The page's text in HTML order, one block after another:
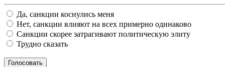
Да, санкции коснулись меня
Нет, санкции влияют на всех примерно одинаково
Санкции скорее затрагивают политическую элиту
Трудно сказать